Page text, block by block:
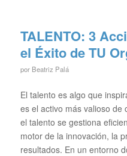
TALENTO: 3
el Éxito de TU
por Beatriz Palá
El talento es algo que
es el activo más valioso de
el talento se gestiona
motor de la innovación, la
resultados. En un entorno